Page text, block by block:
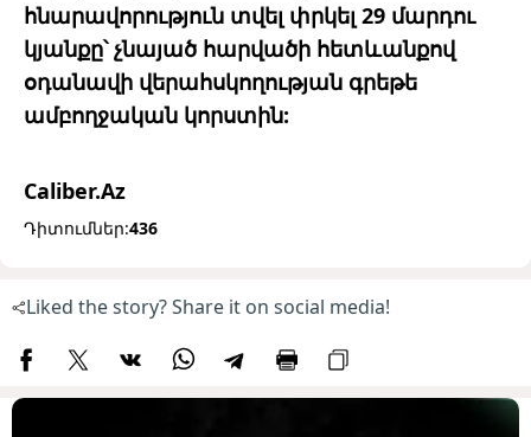
հնարավորություն տվել փրկել 29 մարդու
կյանքը՝ չնայած հարվածի հետևանքով
օդանավի վերահսկողության գրեթե
ամբողջական կորստին:
Caliber.Az
Դիտումներ:436
Liked the story? Share it on social media!